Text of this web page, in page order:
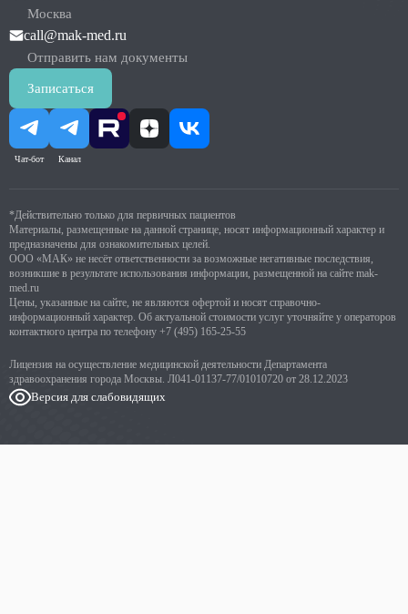
Москва
Отправить нам документы
call@mak-med.ru
Чат-бот Канал
Записаться
*Действительно только для первичных пациентов
Материалы, размещенные на данной странице, носят информационный характер и
предназначены для ознакомительных целей.
ООО «МАК» не несёт ответственности за возможные негативные последствия,
возникшие в результате использования информации, размещенной на сайте mak-
med.ru
Цены, указанные на сайте, не являются офертой и носят справочно-
информационный характер. Об актуальной стоимости услуг уточняйте у операторов
контактного центра по телефону +7 (495) 165-25-55
Лицензия на осуществление медицинской деятельности Департамента
здравоохранения города Москвы. Л041-01137-77/01010720 от 28.12.2023
Версия для слабовидящих